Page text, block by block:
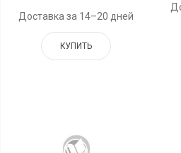
Доставка за 14–20 дней
КУПИТЬ